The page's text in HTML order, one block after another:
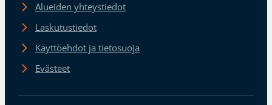
Alueiden yhteystiedot
Laskutustiedot
Käyttöehdot ja tietosuoja
Evästeet